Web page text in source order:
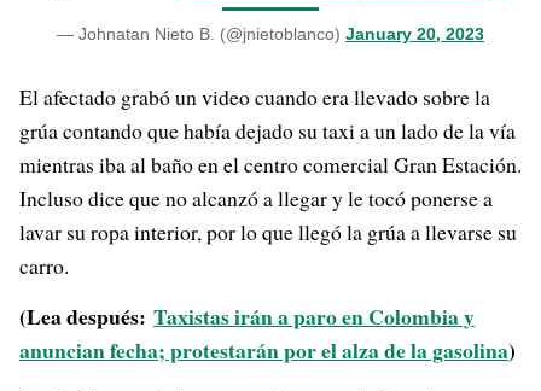
— Johnatan Nieto B. (@jnietoblanco) January 20, 2023
El afectado grabó un video cuando era llevado sobre la
grúa contando que había dejado su taxi a un lado de la vía
mientras iba al baño en el centro comercial Gran Estación.
Incluso dice que no alcanzó a llegar y le tocó ponerse a
lavar su ropa interior, por lo que llegó la grúa a llevarse su
carro.
(Lea después: Taxistas irán a paro en Colombia y
anuncian fecha; protestarán por el alza de la gasolina)